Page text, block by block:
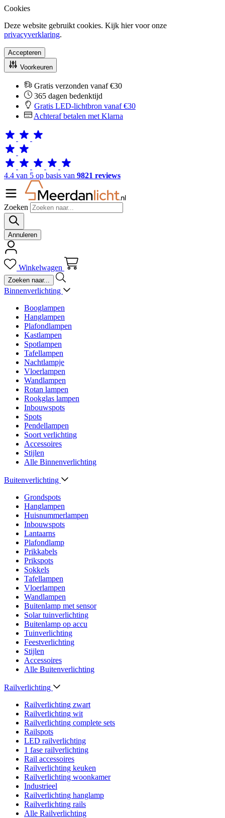
Cookies
Deze website gebruikt cookies. Kijk hier voor onze
privacyverklaring.
Accepteren
Voorkeuren
Gratis verzonden vanaf €30
365 dagen bedenktijd
Gratis LED-lichtbron vanaf €30
Achteraf betalen met Klarna
4.4 van 5 op basis van 9821 reviews
Zoeken
Annuleren
Winkelwagen
Binnenverlichting
Booglampen
Hanglampen
Plafondlampen
Kastlampen
Spotlampen
Tafellampen
Nachtlampje
Vloerlampen
Wandlampen
Rotan lampen
Rookglas lampen
Inbouwspots
Spots
Pendellampen
Soort verlichting
Accessoires
Stijlen
Alle Binnenverlichting
Buitenverlichting
Grondspots
Hanglampen
Huisnummerlampen
Inbouwspots
Lantaarns
Plafondlamp
Prikkabels
Prikspots
Sokkels
Tafellampen
Vloerlampen
Wandlampen
Buitenlamp met sensor
Solar tuinverlichting
Buitenlamp op accu
Tuinverlichting
Feestverlichting
Stijlen
Accessoires
Alle Buitenverlichting
Railverlichting
Railverlichting zwart
Railverlichting wit
Railverlichting complete sets
Railspots
LED railverlichting
1 fase railverlichting
Rail accessoires
Railverlichting keuken
Railverlichting woonkamer
Industrieel
Railverlichting hanglamp
Railverlichting rails
Alle Railverlichting